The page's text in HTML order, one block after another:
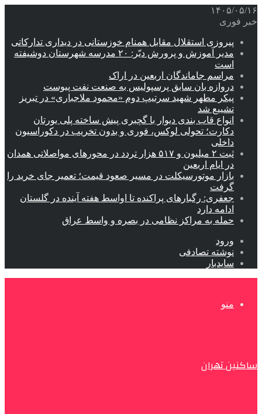
۱۴۰۵/۰۵/۱۶
خبر فوری
پیروزی استقلال مقابل همنام خوزستانی در دیداری تدارکاتی
مدیر آموزش و پرورش دیّر: ۲۰ مدرسه شهرستان دوشیفته
است
مراسم جاماندگان اربعین در اراک
دروازه بان سابق پرسپولیس به صنعت نفت پیوست
پیکر مطهر شهید سرتیپ دوم «محمود ملاجباری» در تبریز
تشییع شد
انواع قاب بندی دیوار با گچبری پیش ساخته پلی یورتان
دکارت؛ تحولی لوکس، فوری و بدون تخریب در دکوراسیون
داخلی
ثبت ۲ میلیون و ۵۱۷ هزار تردد در محورهای مواصلاتی همدان
در ایام اربعین
بازار موتورسیکلت در مسیر صعود قیمت؛ تعمیر جای خرید را
گرفت
جعفری: رگبارهای پراکنده تا اواسط هفته آینده در گلستان
ادامه دارد
حمله به مراکز نظامی در بصره و واسط عراق
ورود
نوشته تصادفی
سایدبار
منو
ساکنین تهران